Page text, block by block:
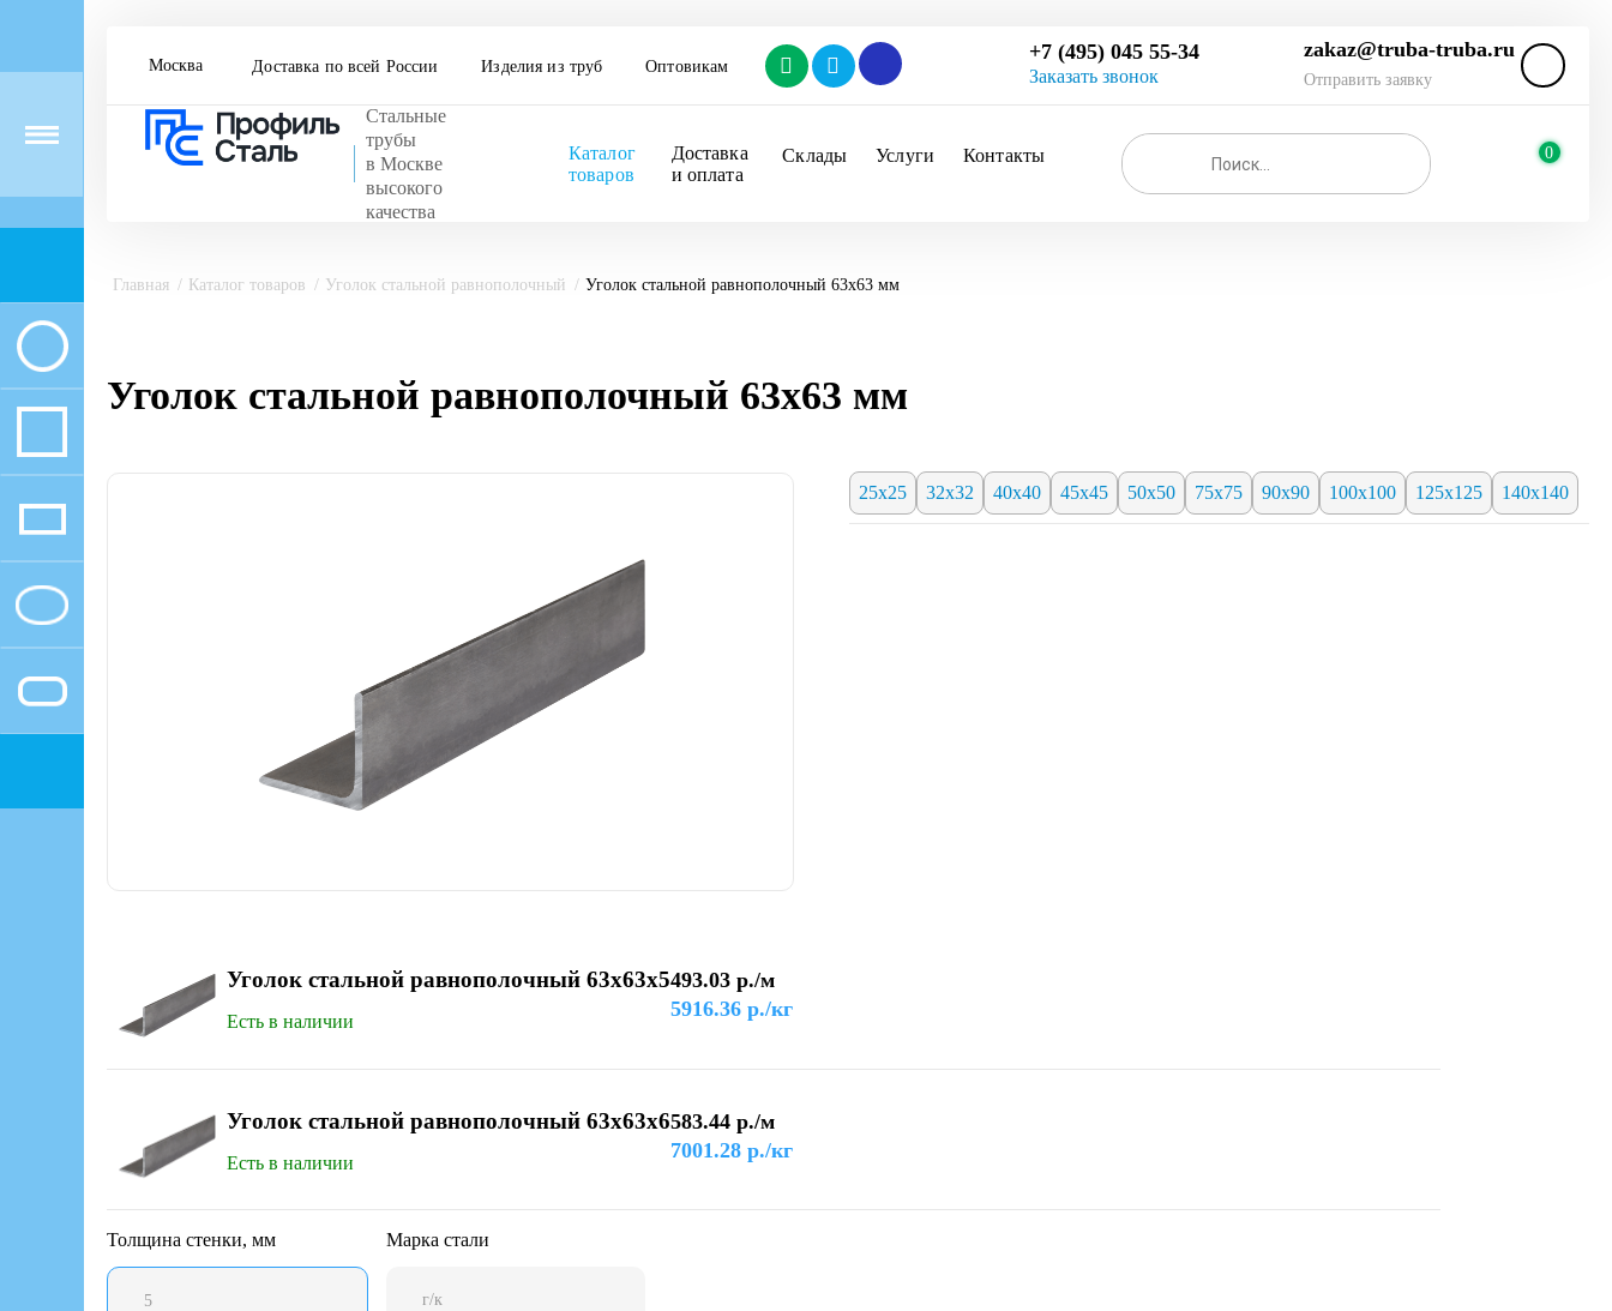
Москва Доставка по всей России Изделия из труб Оптовикам
+7 (495) 045 55-34
Заказать звонок
zakaz@truba-truba.ru
Отправить заявку
Стальные
трубы
в Москве
высокого
качества
Каталог
товаров
Доставка
и оплата
Склады Услуги Контакты 0
Главная Каталог товаров Уголок стальной равнополочный Уголок стальной равнополочный 63х63 мм
Уголок стальной равнополочный 63х63 мм
25х25 32х32 40х40 45х45 50х50 75х75 90х90 100х100 125х125 140х140
Уголок стальной равнополочный 63х63х5
Есть в наличии
493.03 р./м
5916.36 р./кг
Уголок стальной равнополочный 63х63х6
Есть в наличии
583.44 р./м
7001.28 р./кг
Толщина стенки, мм
5
Марка стали
г/к